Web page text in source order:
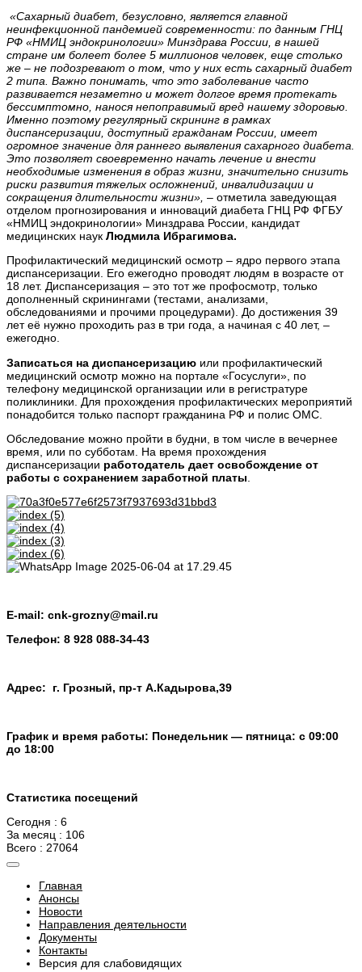
«Сахарный диабет, безусловно, является главной
неинфекционной пандемией современности: по данным ГНЦ
РФ «НМИЦ эндокринологии» Минздрава России, в нашей
стране им болеет более 5 миллионов человек, еще столько
же – не подозревают о том, что у них есть сахарный диабет
2 типа. Важно понимать, что это заболевание часто
развивается незаметно и может долгое время протекать
бессимптомно, наносянепоправимый вред нашему здоровью.
Именно поэтому регулярный скрининг в рамках
диспансеризации, доступный гражданам России, имеет
огромное значение для раннего выявления сахарного диабета.
Это позволяет своевременно начать лечение и внести
необходимые изменения в образ жизни, значительно снизить
риски развития тяжелых осложнений, инвалидизации и
сокращения длительности жизни», – отметила заведующая
отделом прогнозирования и инноваций диабета ГНЦ РФ ФГБУ
«НМИЦ эндокринологии» Минздрава России, кандидат
медицинских наук Людмила Ибрагимова.
Профилактический медицинский осмотр – ядро первого этапа
диспансеризации. Его ежегодно проводят людям в возрасте от
18 лет. Диспансеризация – это тот же профосмотр, только
дополненный скринингами (тестами, анализами,
обследованиями и прочими процедурами). До достижения 39
лет её нужно проходить раз в три года, а начиная с 40 лет, –
ежегодно.
Записаться на диспансеризацию или профилактический
медицинский осмотр можно на портале «Госуслуги», по
телефону медицинской организации или в регистратуре
поликлиники. Для прохождения профилактических мероприятий
понадобится только паспорт гражданина РФ и полис ОМС.
Обследование можно пройти в будни, в том числе в вечернее
время, или по субботам. На время прохождения
диспансеризации работодатель дает освобождение от
работы с сохранением заработной платы
E-mail: cnk-grozny@mail.ru
Телефон: 8 928 088-34-43
Адрес: г. Грозный, пр-т А.Кадырова,39
График и время работы: Понедельник — пятница: с 09:00
до 18:00
Статистика посещений
Сегодня : 6
За месяц : 106
Всего : 27064
Главная
Анонсы
Новости
Направления деятельности
Документы
Контакты
Версия для слабовидящих